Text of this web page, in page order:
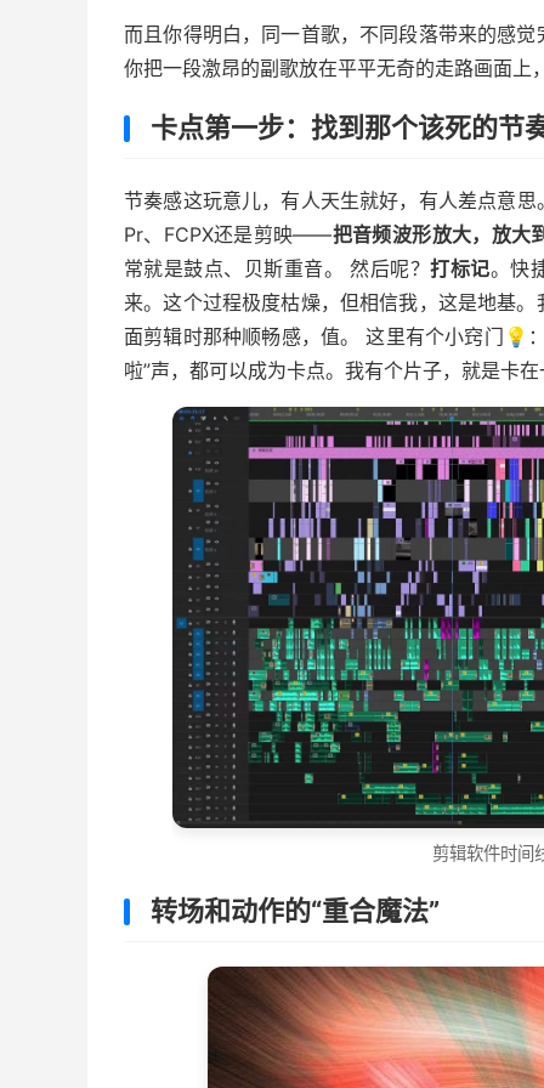
而且你得明白，同一首歌，不同段落带来的感
你把一段激昂的副歌放在平平无奇的走路画面
卡点第一步：找到那个该死的节
节奏感这玩意儿，有人天生就好，有人差点意
Pr、FCPX还是剪映——把音频波形放大，放大
常就是鼓点、贝斯重音。 然后呢？打标记。快
来。这个过程极度枯燥，但相信我，这是地基
面剪辑时那种顺畅感，值。 这里有个小窍门💡
啦”声，都可以成为卡点。我有个片子，就是卡
剪辑软件时间
转场和动作的“重合魔法”